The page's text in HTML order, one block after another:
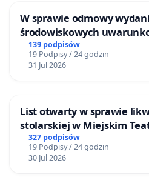
W sprawie odmowy
środowiskowych
zakładu wytwarzania
Ostrowiu Południowym
mieszkańców i Puszczy
139 podpisów
19 Podpisy / 24 godzin
31 Jul 2026
List otwarty w sprawie
stolarskiej w Miejskim
Gdańsku
327 podpisów
19 Podpisy / 24 godzin
30 Jul 2026